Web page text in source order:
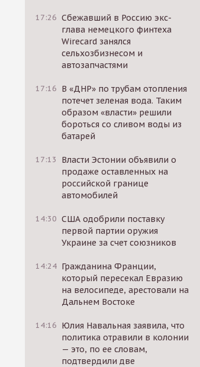
17:26 Сбежавший в Россию экс-
глава немецкого финтеха
Wirecard занялся
сельхозбизнесом и
автозапчастями
17:16 В «ДНР» по трубам отопления
потечет зеленая вода. Таким
образом «власти» решили
бороться со сливом воды из
батарей
17:13
Власти Эстонии объявили о
продаже оставленных на
российской границе
автомобилей
14:30 США одобрили поставку
первой партии оружия
Украине за счет союзников
14:24 Гражданина Франции,
который пересекал Евразию
на велосипеде, арестовали на
Дальнем Востоке
14:16 Юлия Навальная заявила, что
политика отравили в колонии
— это, по ее словам,
подтвердили две